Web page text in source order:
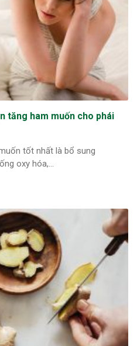
tăng ham muốn cho phái
tốt nhất là bổ sung
oxy hóa,...